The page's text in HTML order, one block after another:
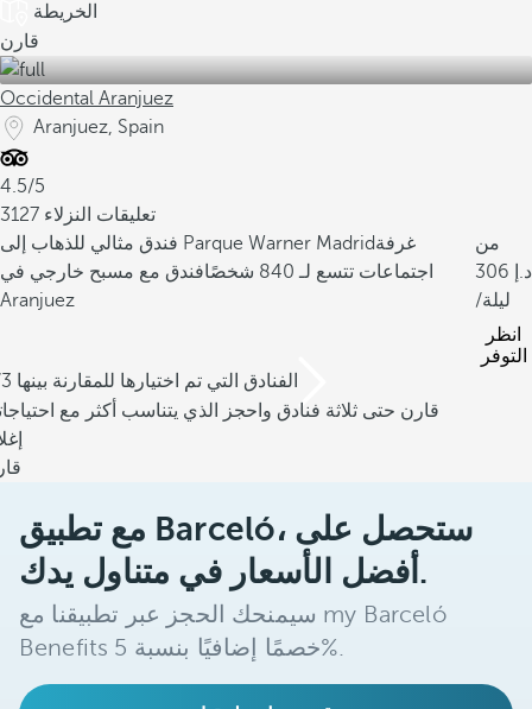
الخريطة
قارن
Occidental Aranjuez
Aranjuez, Spain
4.5/5
3127 تعليقات النزلاء
فندق مثالي للذهاب إلى Parque Warner Madridغرفة
اجتماعات تتسع لـ 840 شخصًا
فندق مع مسبح خارجي في
Aranjuez
من
306
/ليلة
انظر
التوفر
/3 الفنادق التي تم اختيارها للمقارنة بينها
قارن حتى ثلاثة فنادق واحجز الذي يتناسب أكثر مع
مع تطبيق Barceló، ستحصل على
أفضل الأسعار في متناول يدك.
سيمنحك الحجز عبر تطبيقنا مع my Barceló
Benefits خصمًا إضافيًا بنسبة 5%.